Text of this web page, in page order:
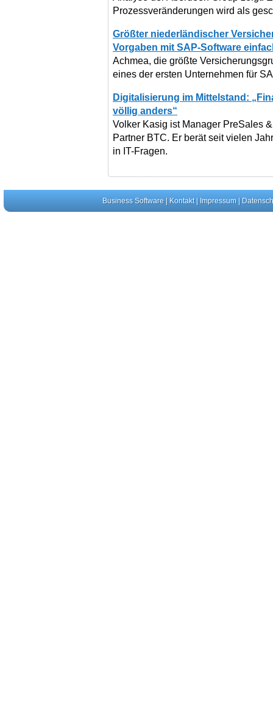
Prozessveränderungen wird als
Größter niederländischer
Vorgaben mit SAP-Software
Achmea, die größte
eines der ersten Unternehmen für
Digitalisierung im Mittelstand:
völlig anders“
Volker Kasig ist Manager PreSales
Partner BTC. Er berät seit vielen
in IT-Fragen.
Business Software| Kontakt| Impressum|